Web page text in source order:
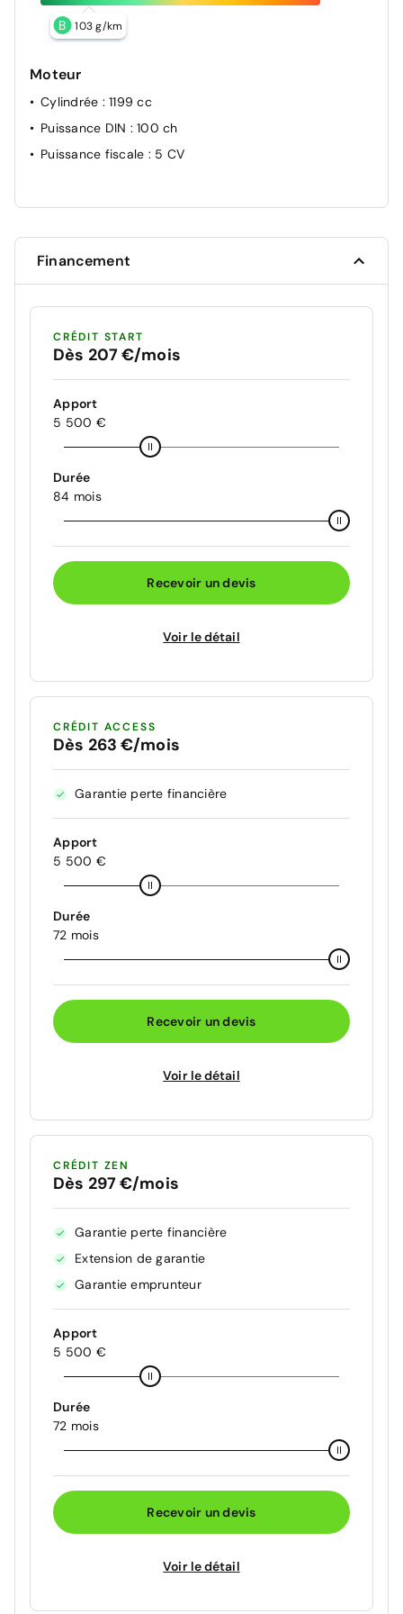
B 103 g/km
Moteur
Cylindrée : 1199 cc
Puissance DIN : 100 ch
Puissance fiscale : 5 CV
Financement
CRÉDIT START
Dès 207 €/mois
Apport
5 500 €
Durée
84 mois
Recevoir un devis
Voir le détail
CRÉDIT ACCESS
Dès 263 €/mois
Garantie perte financière
Apport
5 500 €
Durée
72 mois
Recevoir un devis
Voir le détail
CRÉDIT ZEN
Dès 297 €/mois
Garantie perte financière
Extension de garantie
Garantie emprunteur
Apport
5 500 €
Durée
72 mois
Recevoir un devis
Voir le détail